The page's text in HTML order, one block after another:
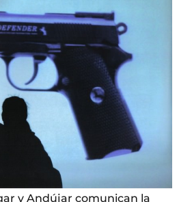
y Andújar comunican la